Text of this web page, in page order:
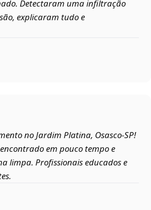
Detectaram uma infiltração
explicaram tudo e
no Jardim Platina, Osasco‑SP!
em pouco tempo e
limpa. Profissionais educados e